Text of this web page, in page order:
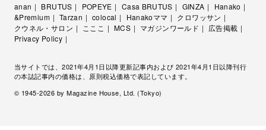
anan BRUTUS POPEYE Casa BRUTUS GINZA
Hanako
&Premium
Tarzan colocal Hanakoママ
クロワッサン
クウネル・サロン
こここ MCS マガジンワールド
広告掲載
Privacy Policy
当サイトでは、2021年4月1日以降更新記事内および 2021年4月1日以降刊行
の本誌記事内の価格は、原則税込価格で表記しています。
© 1945-2026 by Magazine House, Ltd. (Tokyo)